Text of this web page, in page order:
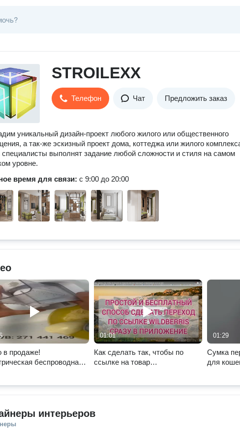
STROILEXX
Телефон Чат Предложить заказ
уникальный дизайн-проект любого жилого или общественного
а так-же эскизный проект дома, коттеджа или жилого
выполнят задание любой сложности и стиля на самом
уровне.
время для связи: с 9:00 до 20:00
в продаже!
беспроводная
01:01
Как сделать так, чтобы по
ссылке на товар
01:29
Сумка
для
интерьеров